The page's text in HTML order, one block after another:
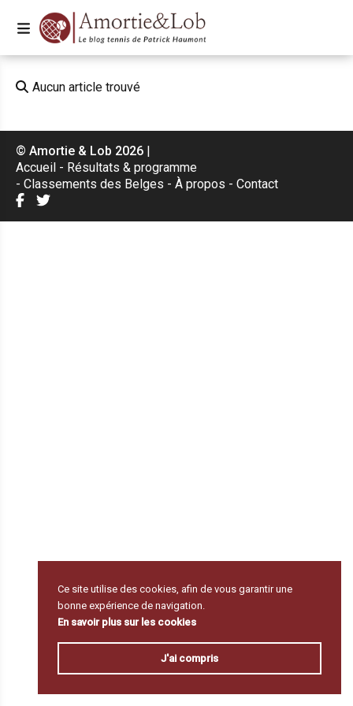
Aucun article trouvé
© Amortie & Lob 2026 |
Accueil
Résultats & programme
Classements des Belges
À propos Contact
Ce site utilise des cookies, afin de vous garantir une
bonne expérience de navigation.
En savoir plus sur les cookies
J'ai compris